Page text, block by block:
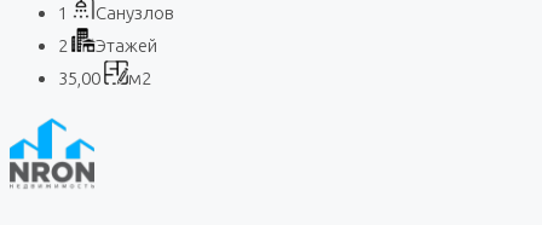
1
Санузлов
2
Этажей
35,00
м2